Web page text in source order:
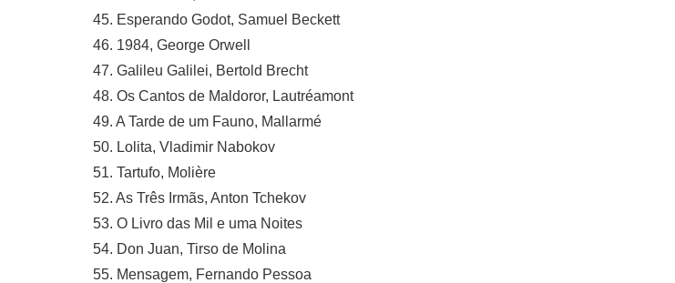
45. Esperando Godot, Samuel Beckett
46. 1984, George Orwell
47. Galileu Galilei, Bertold Brecht
48. Os Cantos de Maldoror, Lautréamont
49. A Tarde de um Fauno, Mallarmé
50. Lolita, Vladimir Nabokov
51. Tartufo, Molière
52. As Três Irmãs, Anton Tchekov
53. O Livro das Mil e uma Noites
54. Don Juan, Tirso de Molina
55. Mensagem, Fernando Pessoa